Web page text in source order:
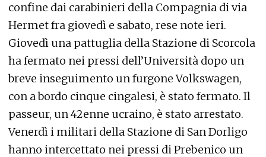
confine dai carabinieri della Compagnia di via
Hermet fra giovedì e sabato, rese note ieri.
Giovedì una pattuglia della Stazione di Scorcola
ha fermato nei pressi dell’Università dopo un
breve inseguimento un furgone Volkswagen,
con a bordo cinque cingalesi, è stato fermato. Il
passeur, un 42enne ucraino, è stato arrestato.
Venerdì i militari della Stazione di San Dorligo
hanno intercettato nei pressi di Prebenico un